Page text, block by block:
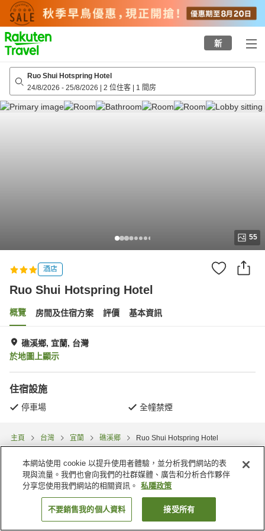
to
top
page
新
Ruo Shui Hotspring Hotel
24/8/2026 - 25/8/2026 | 2 位住客 | 1 間房
55
酒店
Ruo Shui Hotspring Hotel
概覽 房間及住宿方案 評價 基本資訊
礁溪鄉, 宜蘭, 台灣
於地圖上顯示
住宿設施
停車場 全幢禁煙
主頁 台灣 宜蘭 礁溪鄉 Ruo Shui Hotspring Hotel
找客房
本網站使用 cookie 以提升使用者體驗，並分析我們網站的表
現與流量。我們也會向我們的社群媒體、廣告和分析合作夥伴
分享您使用我們網站的相關資訊。
私隱政策
不要銷售我的個人資料 接受所有